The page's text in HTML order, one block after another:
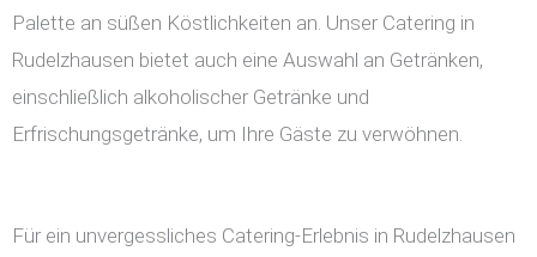
Palette an süßen Köstlichkeiten an. Unser Catering in
Rudelzhausen bietet auch eine Auswahl an Getränken,
einschließlich alkoholischer Getränke und
Erfrischungsgetränke, um Ihre Gäste zu verwöhnen.
Für ein unvergessliches Catering-Erlebnis in Rudelzhausen